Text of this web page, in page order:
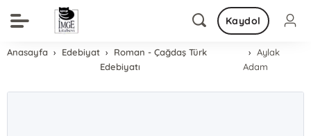
Kaydol
Anasayfa Edebiyat
Roman - Çağdaş Türk
Edebiyatı
Aylak
Adam